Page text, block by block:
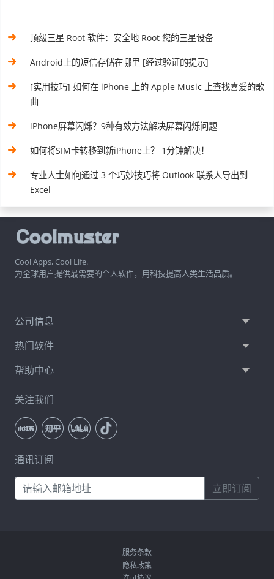
顶级三星 Root 软件：安全地 Root 您的三星设备
Android上的短信存储在哪里 [经过验证的提示]
[实用技巧] 如何在 iPhone 上的 Apple Music 上查找喜爱的歌
曲
iPhone屏幕闪烁？9种有效方法解决屏幕闪烁问题
如何将SIM卡转移到新iPhone上？ 1分钟解决！
专业人士如何通过 3 个巧妙技巧将 Outlook 联系人导出到
Excel
Cool Apps, Cool Life.
为全球用户提供最需要的个人软件，用科技提高人类生活品质。
公司信息
热门软件
帮助中心
关注我们
通讯订阅
立即订阅
服务条款
隐私政策